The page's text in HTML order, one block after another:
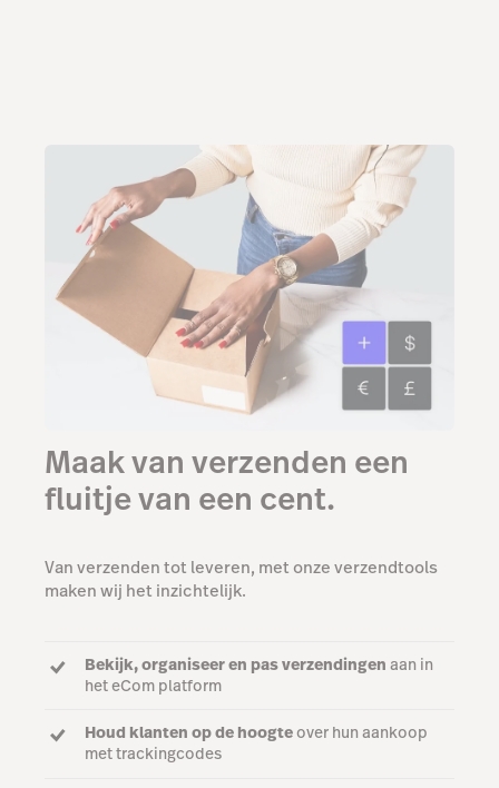
Maak van verzenden een
fluitje van een cent.
Van verzenden tot leveren, met onze verzendtools
maken wij het inzichtelijk.
Bekijk, organiseer en pas verzendingen aan in
het eCom platform
Houd klanten op de hoogteover hun aankoop
met trackingcodes